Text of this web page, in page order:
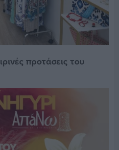
προτάσεις του